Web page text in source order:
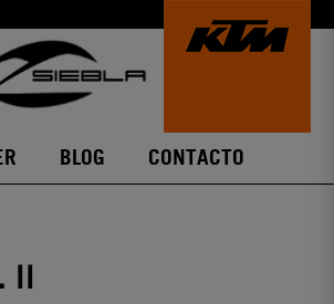
BLOG CONTACTO
II